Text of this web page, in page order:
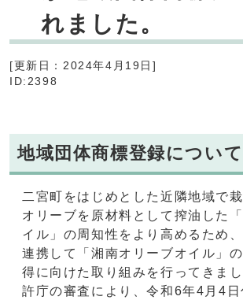
れました。
[更新日：2024年4月19日]
ID:2398
地域団体商標登録について
二宮町をはじめとした近隣地域で
オリーブを原材料として搾油した
イル」の周知性をより高めるため
連携して「湘南オリーブオイル」
得に向けた取り組みを行ってきま
許庁の審査により、令和6年4月4